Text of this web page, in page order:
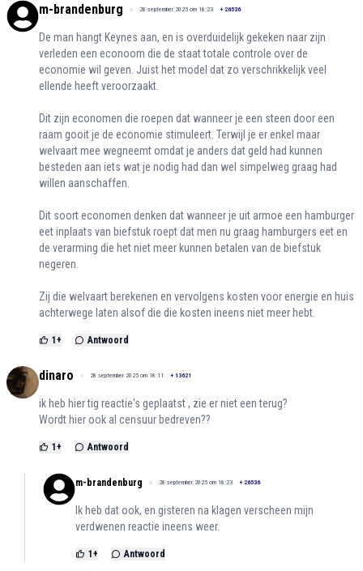
m-brandenburg 28 september 2025 om 18:23 + 26536
De man hangt Keynes aan, en is overduidelijk gekeken naar zijn
verleden een econoom die de staat totale controle over de
economie wil geven. Juist het model dat zo verschrikkelijk veel
ellende heeft veroorzaakt.
Dit zijn economen die roepen dat wanneer je een steen door een
raam gooit je de economie stimuleert. Terwijl je er enkel maar
welvaart mee wegneemt omdat je anders dat geld had kunnen
besteden aan iets wat je nodig had dan wel simpelweg graag had
willen aanschaffen.
Dit soort economen denken dat wanneer je uit armoe een hamburger
eet inplaats van biefstuk roept dat men nu graag hamburgers eet en
de verarming die het niet meer kunnen betalen van de biefstuk
negeren.
Zij die welvaart berekenen en vervolgens kosten voor energie en huis
achterwege laten alsof die die kosten ineens niet meer hebt.
1+ Antwoord
dinaro 28 september 2025 om 18:11 + 13621
ik heb hier tig reactie's geplaatst , zie er niet een terug?
Wordt hier ook al censuur bedreven??
1+ Antwoord
m-brandenburg 28 september 2025 om 18:23 + 26536
Ik heb dat ook, en gisteren na klagen verscheen mijn
verdwenen reactie ineens weer.
1+ Antwoord